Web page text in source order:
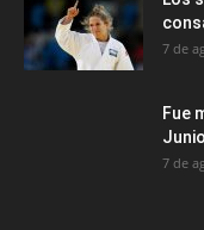
7 de
Fue
7 de